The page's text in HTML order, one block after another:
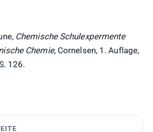
Chemische Schulexpermente
Chemie, Cornelsen, 1. Auflage,
126.